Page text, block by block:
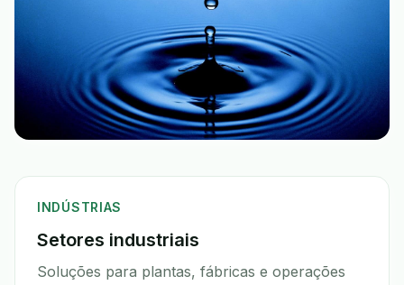
INDÚSTRIAS
Setores industriais
Soluções para plantas, fábricas e operações